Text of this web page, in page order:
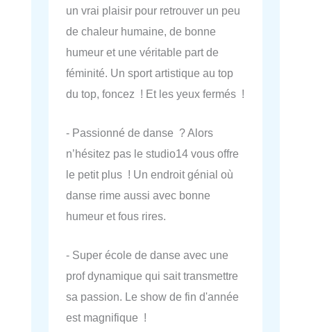
un vrai plaisir pour retrouver un peu
de chaleur humaine, de bonne
humeur et une véritable part de
féminité. Un sport artistique au top
du top, foncez ! Et les yeux fermés !
- Passionné de danse ? Alors
n’hésitez pas le studio14 vous offre
le petit plus ! Un endroit génial où
danse rime aussi avec bonne
humeur et fous rires.
- Super école de danse avec une
prof dynamique qui sait transmettre
sa passion. Le show de fin d'année
est magnifique !